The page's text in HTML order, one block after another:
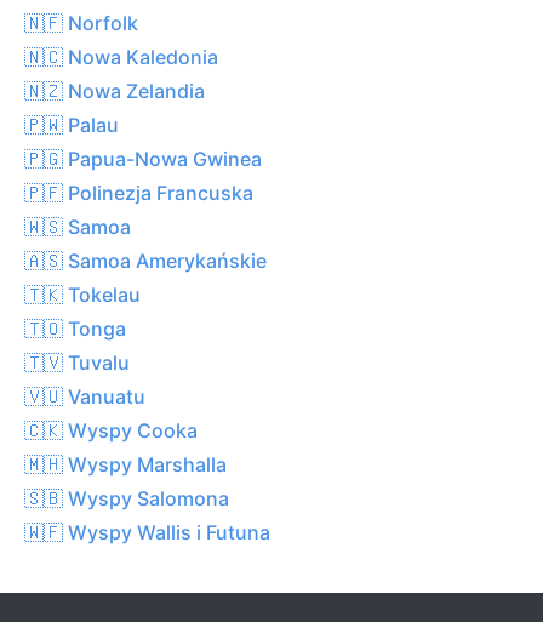
🇳🇫 Norfolk
🇳🇨 Nowa Kaledonia
🇳🇿 Nowa Zelandia
🇵🇼 Palau
🇵🇬 Papua-Nowa Gwinea
🇵🇫 Polinezja Francuska
🇼🇸 Samoa
🇦🇸 Samoa Amerykańskie
🇹🇰 Tokelau
🇹🇴 Tonga
🇹🇻 Tuvalu
🇻🇺 Vanuatu
🇨🇰 Wyspy Cooka
🇲🇭 Wyspy Marshalla
🇸🇧 Wyspy Salomona
🇼🇫 Wyspy Wallis i Futuna